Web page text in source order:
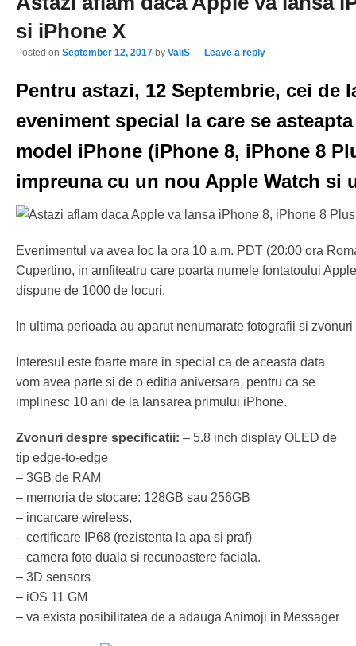
si iPhone X
Posted on September 12, 2017 by ValiS — Leave a reply
Pentru astazi, 12 Septembrie, cei de
eveniment special la care se
model iPhone (iPhone 8, iPhone 8
impreuna cu un nou Apple Watch si
Evenimentul va avea loc la ora 10 a.m. PDT (20:00 ora
Cupertino, in amfiteatru care poarta numele fontatoului
dispune de 1000 de locuri.
In ultima perioada au aparut nenumarate fotografii si
Interesul este foarte mare in special ca de aceasta data
vom avea parte si de o editia aniversara, pentru ca se
implinesc 10 ani de la lansarea primului iPhone.
Zvonuri despre specificatii: – 5.8 inch display OLED de
tip edge-to-edge
– 3GB de RAM
– memoria de stocare: 128GB sau 256GB
– incarcare wireless,
– certificare IP68 (rezistenta la apa si praf)
– camera foto duala si recunoastere faciala.
– 3D sensors
– iOS 11 GM
– va exista posibilitatea de a adauga Animoji in Messager